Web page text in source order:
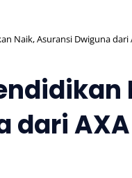
Naik, Asuransi Dwiguna dari
dari